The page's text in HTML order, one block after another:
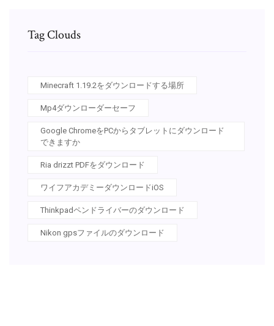
Tag Clouds
Minecraft 1.19.2をダウンロードする場所
Mp4ダウンローダーセーフ
Google ChromeをPCからタブレットにダウンロード
できますか
Ria drizzt PDFをダウンロード
ワイフアカデミーダウンロードiOS
Thinkpadペンドライバーのダウンロード
Nikon gpsファイルのダウンロード